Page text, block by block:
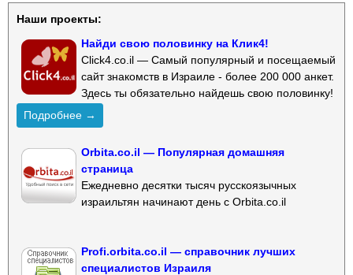
Наши проекты:
Найди свою половинку на Клик4!
Click4.co.il — Самый популярный и посещаемый
сайт знакомств в Израиле - более 200 000 анкет.
Здесь ты обязательно найдешь свою половинку!
Подробнее →
Orbita.co.il — Популярная домашняя
страница
Ежедневно десятки тысяч русскоязычных
израильтян начинают день с Orbita.co.il
Profi.orbita.co.il — справочник лучших
специалистов Израиля